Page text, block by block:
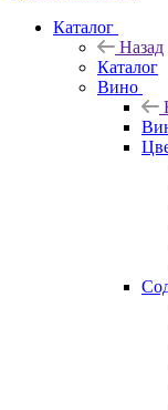
Каталог
Назад
Каталог
Вино